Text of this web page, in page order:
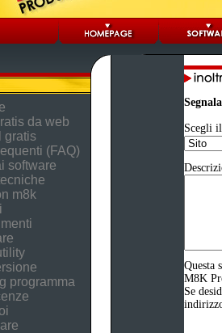
da web
gratis
(FAQ)
software
m8k
programma
Scegli
Questa
M8K
Se